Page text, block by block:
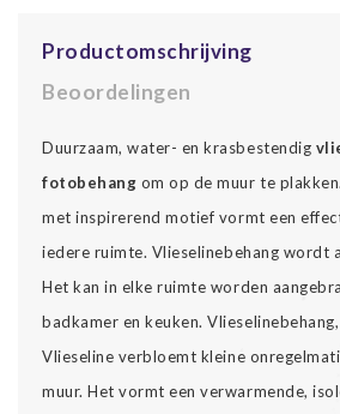
Productomschrijving
Beoordelingen
Duurzaam, water- en krasbestendig
fotobehang om op de muur te
met inspirerend motief vormt een
iedere ruimte. Vlieselinebehang wordt
Het kan in elke ruimte worden
badkamer en keuken.
Vlieseline verbloemt kleine
muur. Het vormt een verwarmende,